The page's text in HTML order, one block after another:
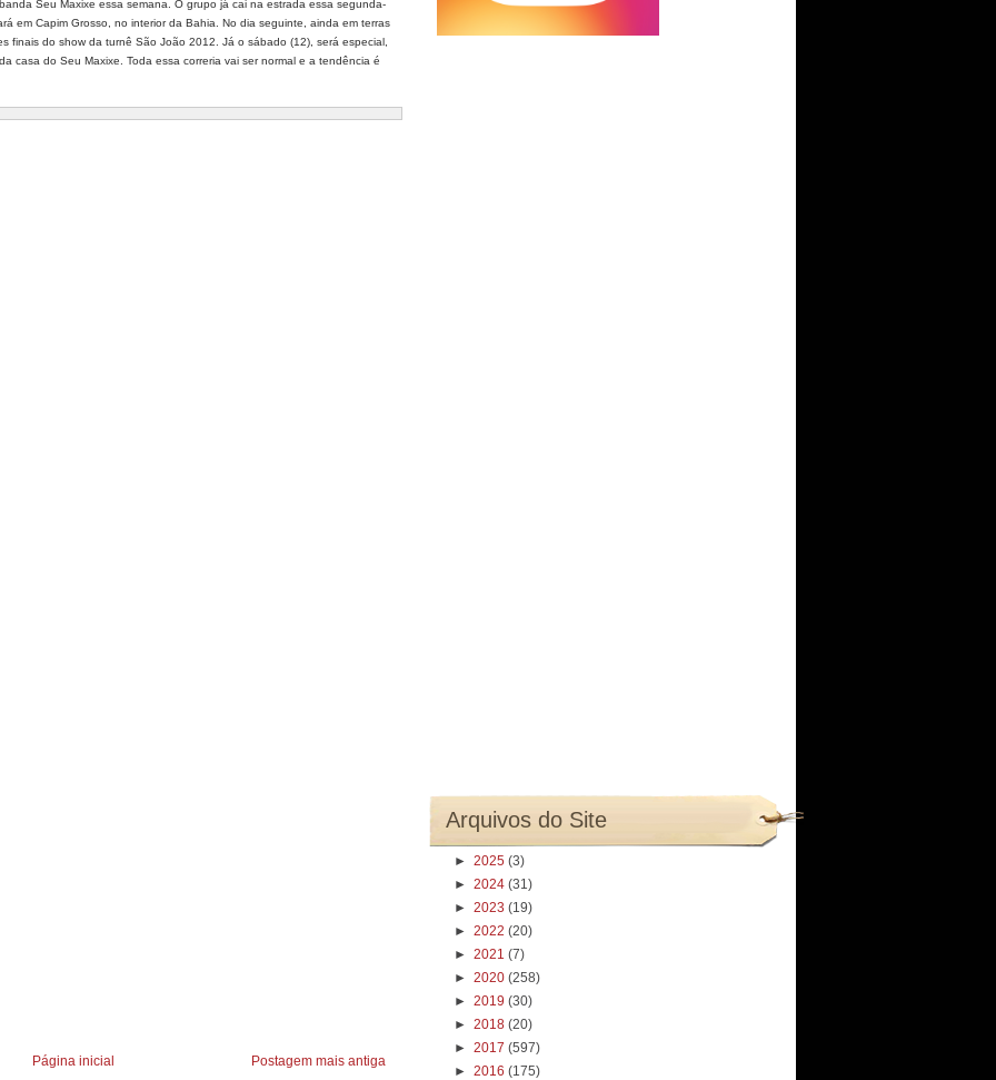
Seu Maxixe essa semana. O grupo já cai na estrada essa segunda-
em Capim Grosso, no interior da Bahia. No dia seguinte, ainda em terras
finais do show da turnê São João 2012. Já o sábado (12), será especial,
casa do Seu Maxixe. Toda essa correria vai ser normal e a tendência é
Postagem mais antiga
Página inicial
Arquivos do Site
► 2025 (3)
► 2024 (31)
► 2023 (19)
► 2022 (20)
► 2021 (7)
► 2020 (258)
► 2019 (30)
► 2018 (20)
► 2017 (597)
► 2016 (175)